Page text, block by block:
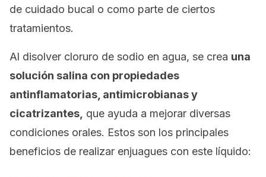
de cuidado bucal o como parte de ciertos
tratamientos.
Al disolver cloruro de sodio en agua, se crea una
solución salina con propiedades
antinflamatorias, antimicrobianas y
cicatrizantes, que ayuda a mejorar diversas
condiciones orales. Estos son los principales
beneficios de realizar enjuagues con este líquido: